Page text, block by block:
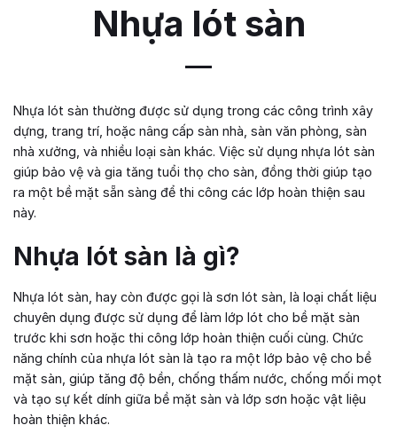
Nhựa lót sàn
Nhựa lót sàn thường được sử dụng trong các công trình xây
dựng, trang trí, hoặc nâng cấp sàn nhà, sàn văn phòng, sàn
nhà xưởng, và nhiều loại sàn khác. Việc sử dụng nhựa lót sàn
giúp bảo vệ và gia tăng tuổi thọ cho sàn, đồng thời giúp tạo
ra một bề mặt sẵn sàng để thi công các lớp hoàn thiện sau
này.
Nhựa lót sàn là gì?
Nhựa lót sàn, hay còn được gọi là sơn lót sàn, là loại chất liệu
chuyên dụng được sử dụng để làm lớp lót cho bề mặt sàn
trước khi sơn hoặc thi công lớp hoàn thiện cuối cùng. Chức
năng chính của nhựa lót sàn là tạo ra một lớp bảo vệ cho bề
mặt sàn, giúp tăng độ bền, chống thấm nước, chống mối mọt
và tạo sự kết dính giữa bề mặt sàn và lớp sơn hoặc vật liệu
hoàn thiện khác.